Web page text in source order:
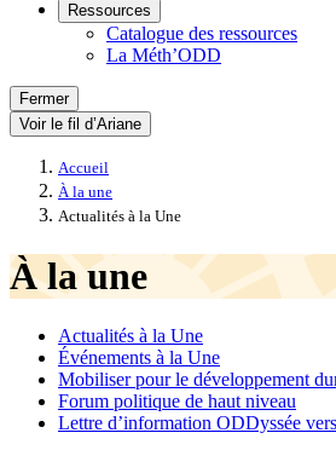
Ressources
Catalogue des ressources
La Méth’ODD
Fermer
Voir le fil d’Ariane
Accueil
À la une
Actualités à la Une
À la une
Actualités à la Une
Événements à la Une
Mobiliser pour le développement
Forum politique de haut niveau
Lettre d’information ODDyssée